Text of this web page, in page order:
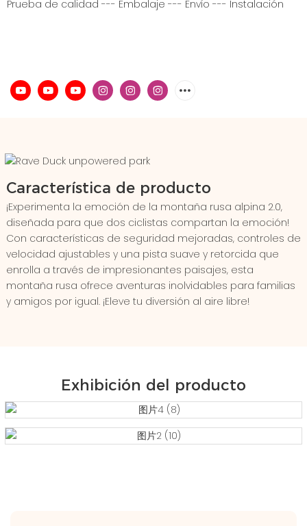
Prueba de calidad --- Embalaje --- Envío --- Instalación
Característica de producto
¡Experimenta la emoción de la montaña rusa alpina 2.0,
diseñada para que dos ciclistas compartan la emoción!
Con características de seguridad mejoradas, controles de
velocidad ajustables y una pista suave y retorcida que
enrolla a través de impresionantes paisajes, esta
montaña rusa ofrece aventuras inolvidables para familias
y amigos por igual. ¡Eleve tu diversión al aire libre!
Exhibición del producto